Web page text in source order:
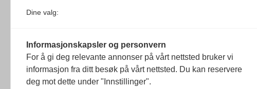
8. august 2026
Hun har tidligere jobbet som kommunikasjonsrådgiver og
Redaksjonen
Dine valg:
Informasjonskapsler og personvern
For å gi deg relevante annonser på vårt nettsted bruker vi
informasjon fra ditt besøk på vårt nettsted. Du kan reservere
deg mot dette under "Innstillinger".